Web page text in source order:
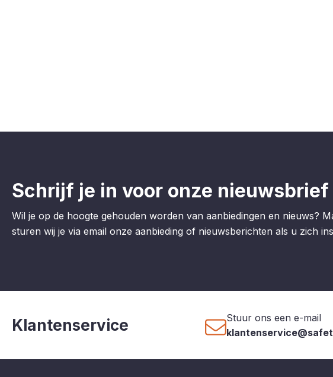
Schrijf je in voor onze nieuwsbrief
Wil je op de hoogte gehouden worden van aanbiedingen en nieuws?
sturen wij je via email onze aanbieding of nieuwsberichten als u zich
Klantenservice
Stuur ons een e-mail